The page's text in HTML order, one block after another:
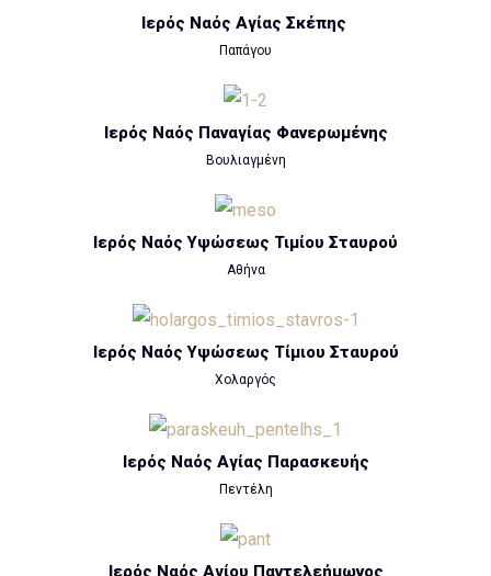
Ιερός Ναός Αγίας Σκέπης
Παπάγου
Ιερός Ναός Παναγίας Φανερωμένης
Βουλιαγμένη
Ιερός Ναός Υψώσεως Τιμίου Σταυρού
Αθήνα
Ιερός Ναός Υψώσεως Τίμιου Σταυρού
Χολαργός
Ιερός Ναός Αγίας Παρασκευής
Πεντέλη
Ιερός Ναός Αγίου Παντελεήμωνος